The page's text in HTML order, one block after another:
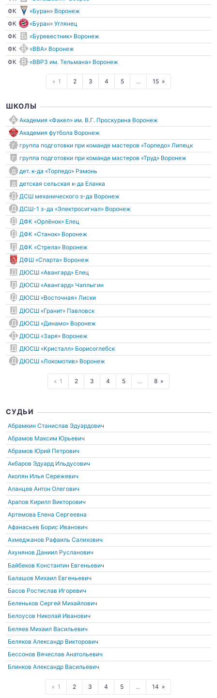
ФК
«Буран» Воронеж
ФК
«Буран» Углянец
ФК
«Буревестник» Воронеж
ФК
«ВВА» Воронеж
ФК
«ВВРЗ им. Тельмана» Воронеж
1 2 3 4 5 ... 15
ШКОЛЫ
Академия «Факел» им. В.Г. Проскурина Воронеж
Академия футбола Воронеж
группа подготовки при команде мастеров «Торпедо» Липецк
группа подготовки при команде мастеров «Труд» Воронеж
дет. к-да «Торпедо» Рамонь
детская сельская к-да Еланка
ДСШ механического з-да Воронеж
ДСШ-1 з-да «Электросигнал» Воронеж
ДФК «Орлёнок» Елец
ДФК «Станок» Воронеж
ДФК «Стрела» Воронеж
ДФШ «Спарта» Воронеж
ДЮСШ «Авангард» Елец
ДЮСШ «Авангард» Чаплыгин
ДЮСШ «Восточная» Лиски
ДЮСШ «Гранит» Павловск
ДЮСШ «Динамо» Воронеж
ДЮСШ «Заря» Воронеж
ДЮСШ «Кристалл» Борисоглебск
ДЮСШ «Локомотив» Воронеж
1 2 3 4 5 ... 8
СУДЬИ
Абрамкин Станислав Эдуардович
Абрамов Максим Юрьевич
Абрамов Юрий Петрович
Акбаров Эдуард Ильдусович
Акопян Илья Сережевич
Аланцев Антон Олегович
Арапов Кирилл Викторович
Артемова Елена Сергеевна
Афанасьев Борис Иванович
Ахмеджанов Рафаиль Салихович
Ахунянов Даниил Русланович
Байбеков Константин Евгеньевич
Балашов Михаил Евгеньевич
Басов Ростислав Игоревич
Беленьков Сергей Михайлович
Белоусов Николай Иванович
Беляев Михаил Васильевич
Беляков Александр Викторович
Бессонов Вячеслав Анатольевич
Блинков Александр Васильевич
1 2 3 4 5 ... 14